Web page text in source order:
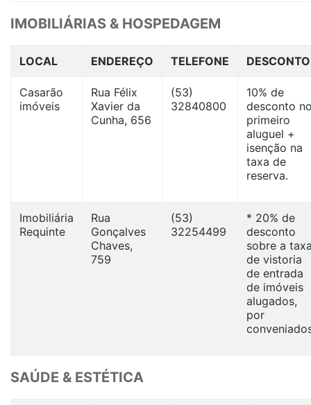
IMOBILIÁRIAS & HOSPEDAGEM
LOCAL ENDEREÇO TELEFONE DESCONTO
Casarão
imóveis
Rua Félix
Xavier da
Cunha, 656
(53)
32840800
10% de
desconto
primeiro
aluguel +
isenção na
taxa de
reserva.
Imobiliária
Requinte
Rua
Gonçalves
Chaves,
759
(53)
32254499
* 20% de
desconto
sobre a
de vistoria
de entrada
de imóveis
alugados,
por
SAÚDE & ESTÉTICA